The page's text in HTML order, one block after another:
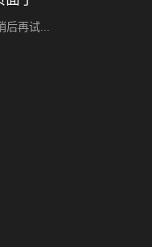
再试...